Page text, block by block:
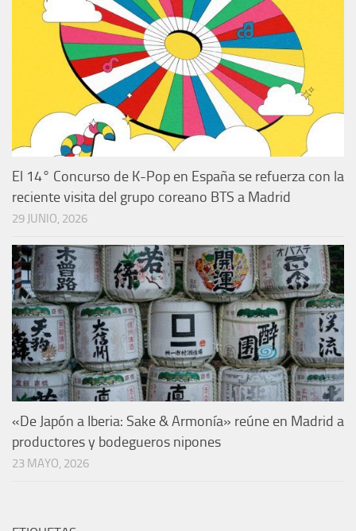
El 14° Concurso de K-Pop en España se refuerza con la
reciente visita del grupo coreano BTS a Madrid
29 JUNIO, 2026
«De Japón a Iberia: Sake & Armonía» reúne en Madrid a
productores y bodegueros nipones
23 MAYO, 2026